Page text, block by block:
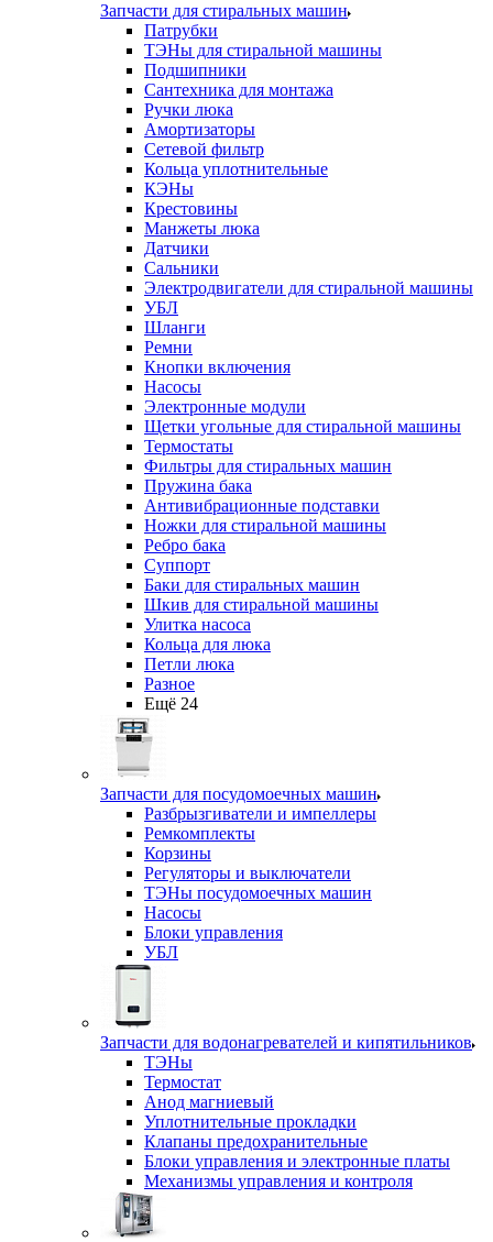
Запчасти для стиральных машин
Патрубки
ТЭНы для стиральной машины
Подшипники
Сантехника для монтажа
Ручки люка
Амортизаторы
Сетевой фильтр
Кольца уплотнительные
КЭНы
Крестовины
Манжеты люка
Датчики
Сальники
Электродвигатели для стиральной машины
УБЛ
Шланги
Ремни
Кнопки включения
Насосы
Электронные модули
Щетки угольные для стиральной машины
Термостаты
Фильтры для стиральных машин
Пружина бака
Антивибрационные подставки
Ножки для стиральной машины
Ребро бака
Суппорт
Баки для стиральных машин
Шкив для стиральной машины
Улитка насоса
Кольца для люка
Петли люка
Разное
Ещё 24
Запчасти для посудомоечных машин
Разбрызгиватели и импеллеры
Ремкомплекты
Корзины
Регуляторы и выключатели
ТЭНы посудомоечных машин
Насосы
Блоки управления
УБЛ
Запчасти для водонагревателей и кипятильников
ТЭНы
Термостат
Анод магниевый
Уплотнительные прокладки
Клапаны предохранительные
Блоки управления и электронные платы
Механизмы управления и контроля